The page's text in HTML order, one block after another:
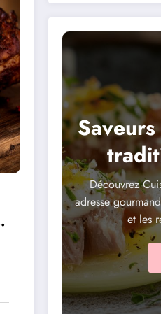
Découvrez
adresse
et les